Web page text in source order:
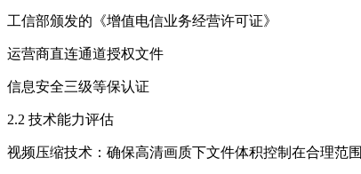
工信部颁发的《增值电信业务经营许可证》
运营商直连通道授权文件
信息安全三级等保认证
2.2 技术能力评估
视频压缩技术：确保高清画质下文件体积控制在合理范围